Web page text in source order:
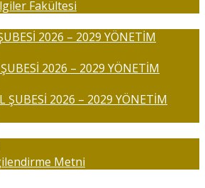
Fakültesi
2026 – 2029 YÖNETİM
2026 – 2029 YÖNETİM
ŞUBESİ 2026 – 2029 YÖNETİM
Metni